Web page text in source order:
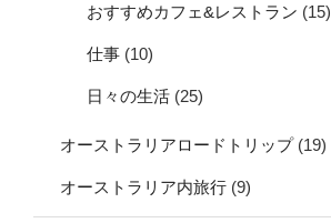
おすすめカフェ&レストラン (15)
仕事 (10)
日々の生活 (25)
オーストラリアロードトリップ(19)
オーストラリア内旅行 (9)